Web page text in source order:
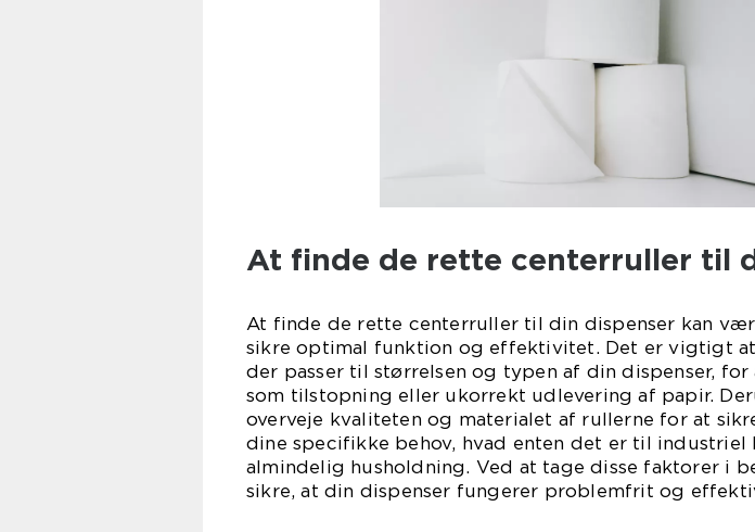
At finde de rette centerruller til
At finde de rette centerruller til din dispenser kan
sikre optimal funktion og effektivitet. Det er vigtigt
der passer til størrelsen og typen af din dispenser,
som tilstopning eller ukorrekt udlevering af papir.
overveje kvaliteten og materialet af rullerne for at
dine specifikke behov, hvad enten det er til
almindelig husholdning. Ved at tage disse faktorer i
sikre, at din dispenser fungerer problemfrit og